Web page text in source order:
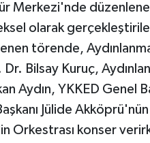
Merkezi'nde
olarak
törende,
Bilsay Kuruç,
Aydın, YKKED Genel
Jülide
Orkestrası konser